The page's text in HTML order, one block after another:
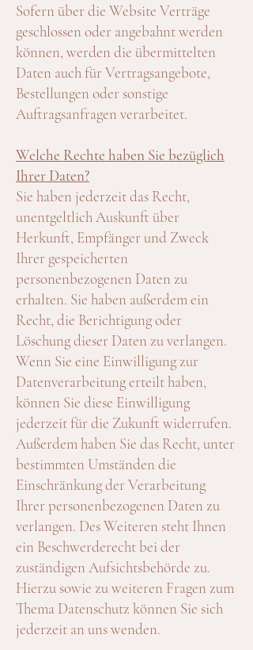
Sofern über die Website Verträge
geschlossen oder angebahnt werden
können, werden die übermittelten
Daten auch für Vertragsangebote,
Bestellungen oder sonstige
Auftragsanfragen verarbeitet.
Welche Rechte haben Sie bezüglich
Ihrer Daten?
Sie haben jederzeit das Recht,
unentgeltlich Auskunft über
Herkunft, Empfänger und Zweck
Ihrer gespeicherten
personenbezogenen Daten zu
erhalten. Sie haben außerdem ein
Recht, die Berichtigung oder
Löschung dieser Daten zu verlangen.
Wenn Sie eine Einwilligung zur
Datenverarbeitung erteilt haben,
können Sie diese Einwilligung
jederzeit für die Zukunft widerrufen.
Außerdem haben Sie das Recht, unter
bestimmten Umständen die
Einschränkung der Verarbeitung
Ihrer personenbezogenen Daten zu
verlangen. Des Weiteren steht Ihnen
ein Beschwerderecht bei der
zuständigen Aufsichtsbehörde zu.
Hierzu sowie zu weiteren Fragen zum
Thema Datenschutz können Sie sich
jederzeit an uns wenden.